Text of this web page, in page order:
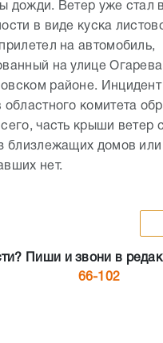
дожди. Ветер уже стал
в виде куска
на автомобиль,
на улице
районе.
областного комитета
часть крыши ветер
близлежащих домов
нет.
Пиши и звони в
66-102